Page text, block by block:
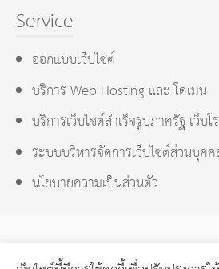
Service
ออกแบบเว็บไซต์
บริการ Web Hosting และ โดเมน
บริการเว็บไซต์สำเร็จรูปภาครัฐ เว็บ
ระบบบริหารจัดการเว็บไซต์ส่วนบุคค
นโยบายความเป็นส่วนตัว